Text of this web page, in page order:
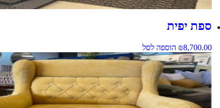
ספת יפית
₪8,700.00 הוספה לסל